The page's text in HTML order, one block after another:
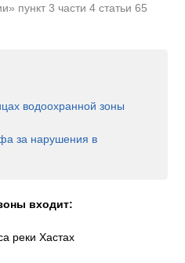
пункт 3 части 4 статьи 65
водоохранной зоны
за нарушения в
входит:
реки Хастах